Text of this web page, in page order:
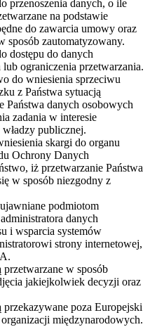
przenoszenia danych, o ile
na podstawie
do zawarcia umowy oraz
sposób zautomatyzowany.
dostępu do danych
ograniczenia przetwarzania.
do wniesienia sprzeciwu
z Państwa sytuacją
Państwa danych osobowych
zadania w interesie
publicznej.
skargi do organu
Ochrony Danych
iż przetwarzanie Państwa
w sposób niezgodny z
podmiotom
danych
i wsparcia systemów
strony internetowej,
przetwarzane w sposób
jakiejkolwiek decyzji oraz
przekazywane poza Europejski
międzynarodowych.